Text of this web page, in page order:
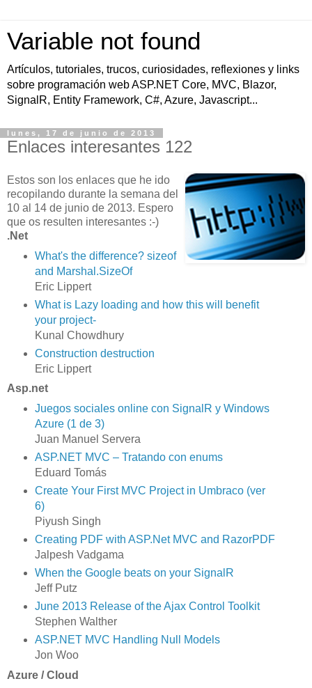
Variable not found
Artículos, tutoriales, trucos, curiosidades, reflexiones y links
sobre programación web ASP.NET Core, MVC, Blazor,
SignalR, Entity Framework, C#, Azure, Javascript...
lunes, 17 de junio de 2013
Enlaces interesantes 122
Estos son los enlaces que he ido
recopilando durante la semana del
10 al 14 de junio de 2013. Espero
que os resulten interesantes :-)
.Net
What's the difference? sizeof
and Marshal.SizeOf
Eric Lippert
What is Lazy loading and how this will benefit
your project-
Kunal Chowdhury
Construction destruction
Eric Lippert
Asp.net
Juegos sociales online con SignalR y Windows
Azure (1 de 3)
Juan Manuel Servera
ASP.NET MVC – Tratando con enums
Eduard Tomás
Create Your First MVC Project in Umbraco (ver
6)
Piyush Singh
Creating PDF with ASP.Net MVC and RazorPDF
Jalpesh Vadgama
When the Google beats on your SignalR
Jeff Putz
June 2013 Release of the Ajax Control Toolkit
Stephen Walther
ASP.NET MVC Handling Null Models
Jon Woo
Azure / Cloud